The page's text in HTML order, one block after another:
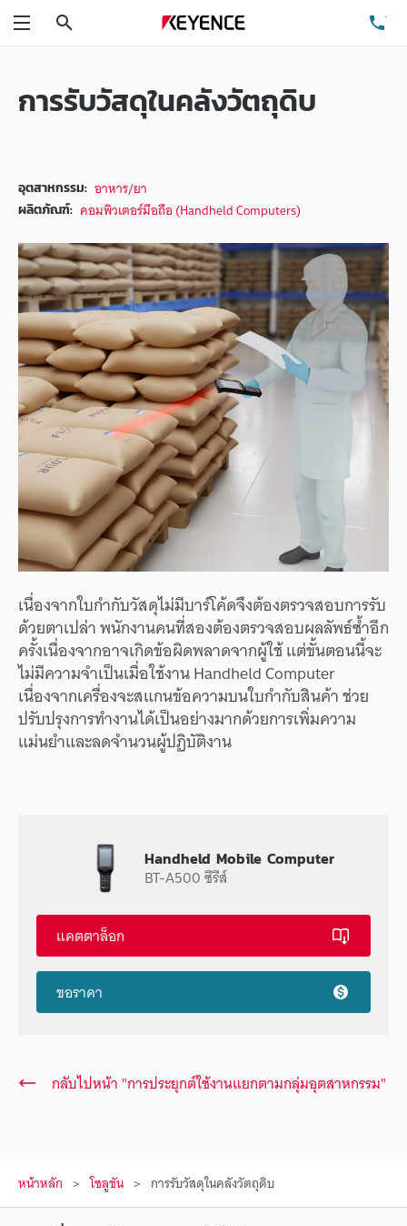
การรับวัสดุในคลังวัตถุดิบ
อุตสาหกรรม: อาหาร/ยา
ผลิตภัณฑ์: คอมพิวเตอร์มือถือ (Handheld Computers)
เนื่องจากใบกำกับวัสดุไม่มีบาร์โค้ดจึงต้องตรวจสอบการรับ
ด้วยตาเปล่า พนักงานคนที่สองต้องตรวจสอบผลลัพธ์ซ้ำอีก
ครั้งเนื่องจากอาจเกิดข้อผิดพลาดจากผู้ใช้ แต่ขั้นตอนนี้จะ
ไม่มีความจำเป็นเมื่อใช้งาน Handheld Computer
เนื่องจากเครื่องจะสแกนข้อความบนใบกำกับสินค้า ช่วย
ปรับปรุงการทำงานได้เป็นอย่างมากด้วยการเพิ่มความ
แม่นยำและลดจำนวนผู้ปฏิบัติงาน
Handheld Mobile Computer
BT-A500 ซีรีส์
แคตตาล็อก
ขอราคา
กลับไปหน้า "การประยุกต์ใช้งานแยกตามกลุ่มอุตสาหกรรม"
หน้าหลัก โซลูชัน การรับวัสดุในคลังวัตถุดิบ